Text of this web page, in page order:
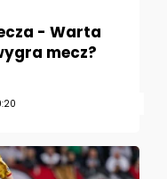
- Warta
mecz?